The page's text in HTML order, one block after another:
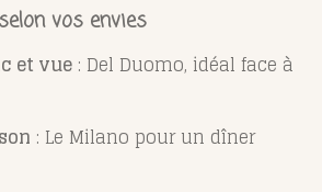
vos envies
et vue : Del Duomo, idéal face à
: Le Milano pour un dîner